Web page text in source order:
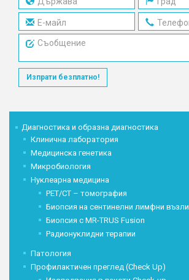
Изпрати безплатно!
Диагностика и образна диагностика
Клинична лаборатория
Медицинска генетика
Микробиология
Нуклеарна медицина
PET/CT – томография
Биопсия на сентинелни лимфни възли
Биопсия с MR-TRUS Fusion
Радионуклидни терапии
Патология
Профилактичен преглед (Check Up)